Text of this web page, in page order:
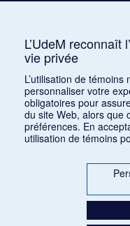
L’UdeM reconnaît
vie privée
L’utilisation de
personnaliser votre
obligatoires pour
du site Web, alors que
préférences. En
utilisation de témoins